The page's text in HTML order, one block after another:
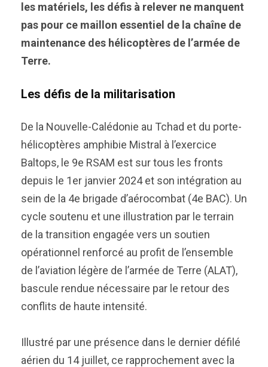
les matériels, les défis à relever ne manquent
pas pour ce maillon essentiel de la chaîne de
maintenance des hélicoptères de l’armée de
Terre.
Les défis de la militarisation
De la Nouvelle-Calédonie au Tchad et du porte-
hélicoptères amphibie Mistral à l’exercice
Baltops, le 9e RSAM est sur tous les fronts
depuis le 1er janvier 2024 et son intégration au
sein de la 4e brigade d’aérocombat (4e BAC). Un
cycle soutenu et une illustration par le terrain
de la transition engagée vers un soutien
opérationnel renforcé au profit de l’ensemble
de l’aviation légère de l’armée de Terre (ALAT),
bascule rendue nécessaire par le retour des
conflits de haute intensité.
Illustré par une présence dans le dernier défilé
aérien du 14 juillet, ce rapprochement avec la